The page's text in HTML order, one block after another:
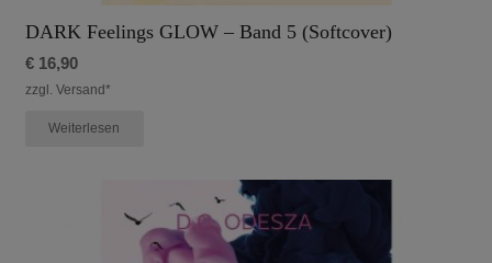
DARK Feelings GLOW – Band 5 (Softcover)
€16,90
zzgl. Versand*
Weiterlesen